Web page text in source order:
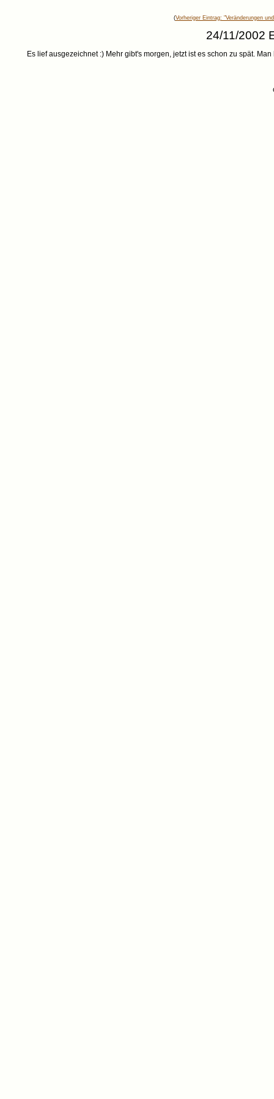
(Vorheriger Eintrag: "Veränderungen
24/11/2002
Es lief ausgezeichnet :) Mehr gibt's morgen, jetzt ist es schon zu spät.